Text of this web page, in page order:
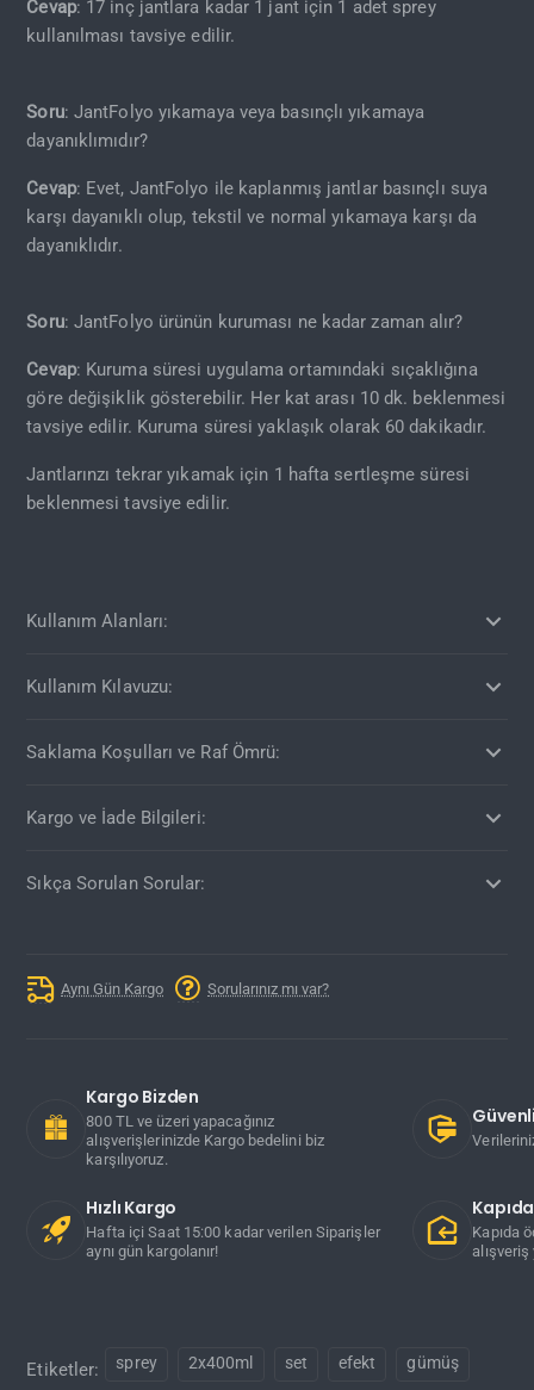
Cevap: 17 inç jantlara kadar 1 jant için 1 adet sprey
kullanılması tavsiye edilir.
Soru: JantFolyo yıkamaya veya basınçlı yıkamaya
dayanıklımıdır?
Cevap: Evet, JantFolyo ile kaplanmış jantlar basınçlı suya
karşı dayanıklı olup, tekstil ve normal yıkamaya karşı da
dayanıklıdır.
Soru: JantFolyo ürünün kuruması ne kadar zaman alır?
Cevap: Kuruma süresi uygulama ortamındaki sıçaklığına
göre değişiklik gösterebilir. Her kat arası 10 dk. beklenmesi
tavsiye edilir. Kuruma süresi yaklaşık olarak 60 dakikadır.
Jantlarınzı tekrar yıkamak için 1 hafta sertleşme süresi
beklenmesi tavsiye edilir.
Kullanım Alanları:
Kullanım Kılavuzu:
Saklama Koşulları ve Raf Ömrü:
Kargo ve İade Bilgileri:
Sıkça Sorulan Sorular:
Aynı Gün Kargo Sorularınız mı var?
Kargo Bizden
800 TL ve üzeri yapacağınız
alışverişlerinizde Kargo bedelini biz
karşılıyoruz.
Hızlı Kargo
Hafta içi Saat 15:00 kadar verilen Siparişler
aynı gün kargolanır!
Kapıda
Etiketler: sprey 2x400ml set efekt gümüş